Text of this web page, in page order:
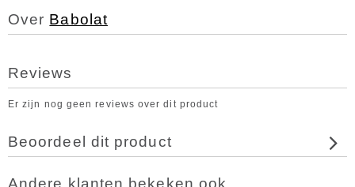
Over Babolat
Reviews
Er zijn nog geen reviews over dit product
Beoordeel dit product
Andere klanten bekeken ook